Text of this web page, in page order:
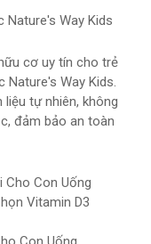
cơ uy tín cho trẻ
Nature's Way Kids.
tự nhiên, không
đảm bảo an toàn